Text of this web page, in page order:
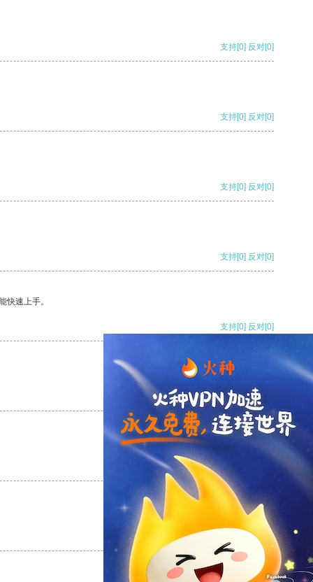
支持[0] 反对[0]
支持[0] 反对[0]
支持[0] 反对[0]
支持[0] 反对[0]
快速上手。
支持[0] 反对[0]
支持[0] 反对
支持
反对 [0]